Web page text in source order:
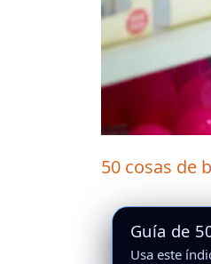
50 cosas de
Guía de
Usa este